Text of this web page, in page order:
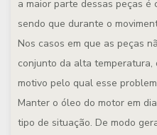
a maior parte dessas peças é
sendo que durante o
Nos casos em que as peças
conjunto da alta
motivo pelo qual esse
Manter o óleo do motor em
tipo de situação. De modo